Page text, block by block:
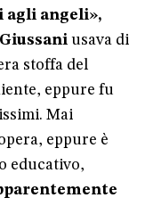
agli angeli»,
usava di
stoffa del
eppure fu
Mai
eppure è
educativo,